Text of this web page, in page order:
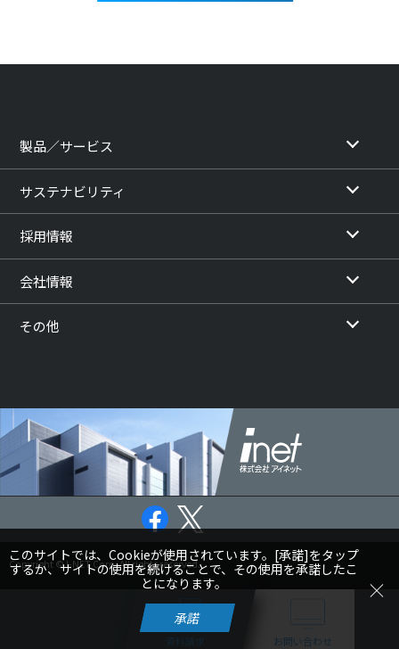
製品／サービス
サステナビリティ
採用情報
会社情報
その他
お問い合わせ
Copyright © I-NET Corp. All rights reserved.
このサイトでは、Cookieが使用されています。[承諾]をタップ
するか、サイトの使用を続けることで、その使用を承諾したこ
とになります。
承諾